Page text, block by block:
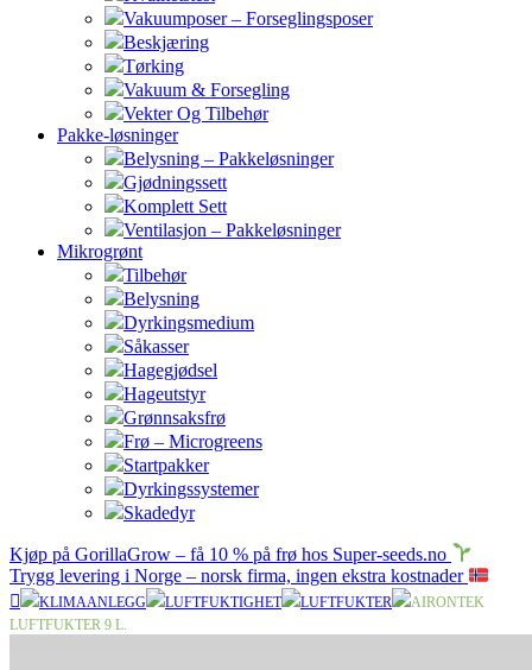
Vakuumposer – Forseglingsposer
Beskjæring
Tørking
Vakuum & Forsegling
Vekter Og Tilbehør
Pakke-løsninger
Belysning – Pakkeløsninger
Gjødningssett
Komplett Sett
Ventilasjon – Pakkeløsninger
Mikrogrønt
Tilbehør
Belysning
Dyrkingsmedium
Såkasser
Hagegjødsel
Hageutstyr
Grønnsaksfrø
Frø – Microgreens
Startpakker
Dyrkingssystemer
Skadedyr
Kjøp på GorillaGrow – få 10 % på frø hos Super-seeds.no
Trygg levering i Norge – norsk firma, ingen ekstra kostnader
KLIMAANLEGG LUFTFUKTIGHET LUFTFUKTER
AIRONTEK
LUFTFUKTER 9 L.